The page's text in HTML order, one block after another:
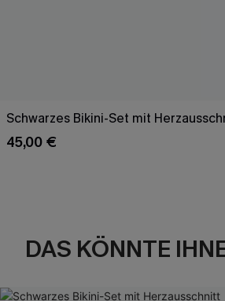
Schwarzes Bikini-Set mit
45,00 €
DAS KÖNNTE